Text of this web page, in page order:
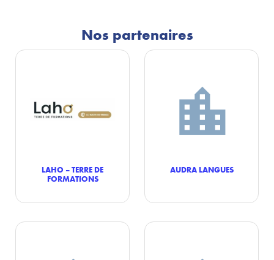
Nos partenaires
LAHO – TERRE DE
FORMATIONS
AUDRA LANGUES